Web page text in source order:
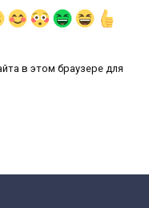
в этом браузере для